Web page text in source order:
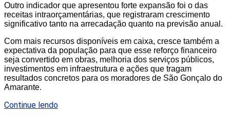
Outro indicador que apresentou forte expansão foi o das
receitas intraorçamentárias, que registraram crescimento
significativo tanto na arrecadação quanto na previsão anual.
Com mais recursos disponíveis em caixa, cresce também a
expectativa da população para que esse reforço financeiro
seja convertido em obras, melhoria dos serviços públicos,
investimentos em infraestrutura e ações que tragam
resultados concretos para os moradores de São Gonçalo do
Amarante.
Continue lendo